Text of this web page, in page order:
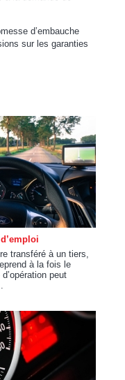
d’embauche
sur les garanties
transféré à un tiers,
à la fois le
peut